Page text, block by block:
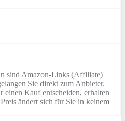
sind Amazon-Links (Affiliate)
Sie direkt zum Anbieter.
einen Kauf entscheiden, erhalten
ändert sich für Sie in keinem